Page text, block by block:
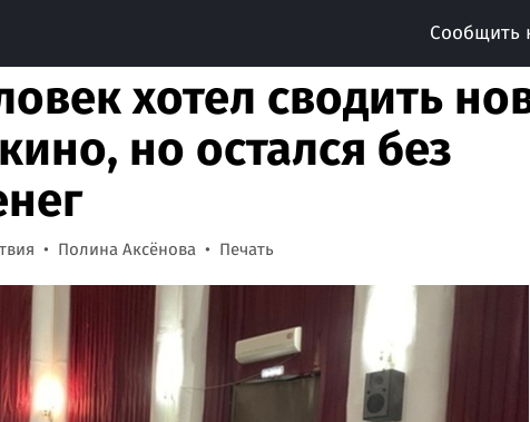
Сообщить
хотел сводить
но остался без
Полина Аксёнова Печать